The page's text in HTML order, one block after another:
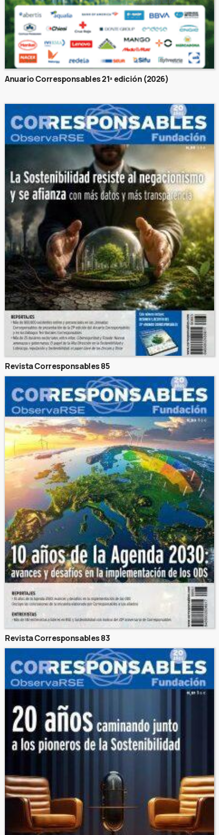
Anuario Corresponsables 21ª edición (2026)
Revista Corresponsables 85
Revista Corresponsables 83